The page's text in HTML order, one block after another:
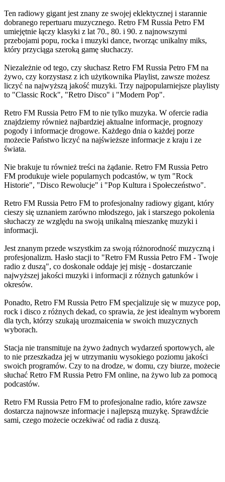
Ten radiowy gigant jest znany ze swojej eklektycznej i starannie
dobranego repertuaru muzycznego. Retro FM Russia Petro FM
umiejętnie łączy klasyki z lat 70., 80. i 90. z najnowszymi
przebojami popu, rocka i muzyki dance, tworząc unikalny miks,
który przyciąga szeroką gamę słuchaczy.
Niezależnie od tego, czy słuchasz Retro FM Russia Petro FM na
żywo, czy korzystasz z ich użytkownika Playlist, zawsze możesz
liczyć na najwyższą jakość muzyki. Trzy najpopularniejsze playlisty
to "Classic Rock", "Retro Disco" i "Modern Pop".
Retro FM Russia Petro FM to nie tylko muzyka. W ofercie radia
znajdziemy również najbardziej aktualne informacje, prognozy
pogody i informacje drogowe. Każdego dnia o każdej porze
możecie Państwo liczyć na najświeższe informacje z kraju i ze
świata.
Nie brakuje tu również treści na żądanie. Retro FM Russia Petro
FM produkuje wiele popularnych podcastów, w tym "Rock
Historie", "Disco Rewolucje" i "Pop Kultura i Społeczeństwo".
Retro FM Russia Petro FM to profesjonalny radiowy gigant, który
cieszy się uznaniem zarówno młodszego, jak i starszego pokolenia
słuchaczy ze względu na swoją unikalną mieszankę muzyki i
informacji.
Jest znanym przede wszystkim za swoją różnorodność muzyczną i
profesjonalizm. Hasło stacji to "Retro FM Russia Petro FM - Twoje
radio z duszą", co doskonale oddaje jej misję - dostarczanie
najwyższej jakości muzyki i informacji z różnych gatunków i
okresów.
Ponadto, Retro FM Russia Petro FM specjalizuje się w muzyce pop,
rock i disco z różnych dekad, co sprawia, że jest idealnym wyborem
dla tych, którzy szukają urozmaicenia w swoich muzycznych
wyborach.
Stacja nie transmituje na żywo żadnych wydarzeń sportowych, ale
to nie przeszkadza jej w utrzymaniu wysokiego poziomu jakości
swoich programów. Czy to na drodze, w domu, czy biurze, możecie
słuchać Retro FM Russia Petro FM online, na żywo lub za pomocą
podcastów.
Retro FM Russia Petro FM to profesjonalne radio, które zawsze
dostarcza najnowsze informacje i najlepszą muzykę. Sprawdźcie
sami, czego możecie oczekiwać od radia z duszą.